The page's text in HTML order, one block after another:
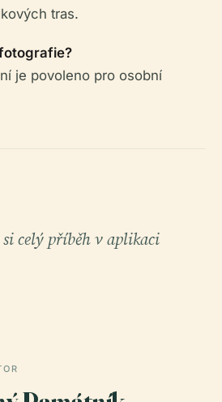
tras.
je povoleno pro osobní
si celý příběh v aplikaci